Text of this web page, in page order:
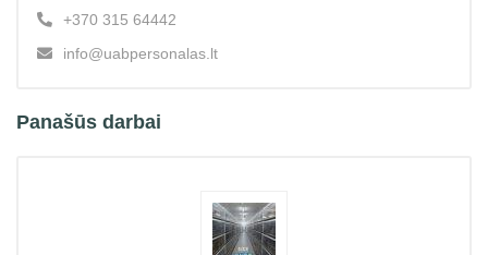
+370 315 64442
info@uabpersonalas.lt
Panašūs darbai